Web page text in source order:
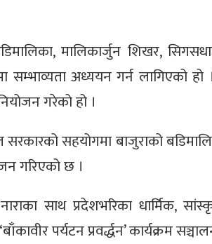
मालिकार्जुन शिखर,
सम्भाव्यता अध्ययन गर्न लागिएको
गरेको हो ।
सहयोगमा बाजुराको
गरिएको छ ।
साथ प्रदेशभरिका धार्मिक,
पर्यटन प्रवर्द्धन’ कार्यक्रम